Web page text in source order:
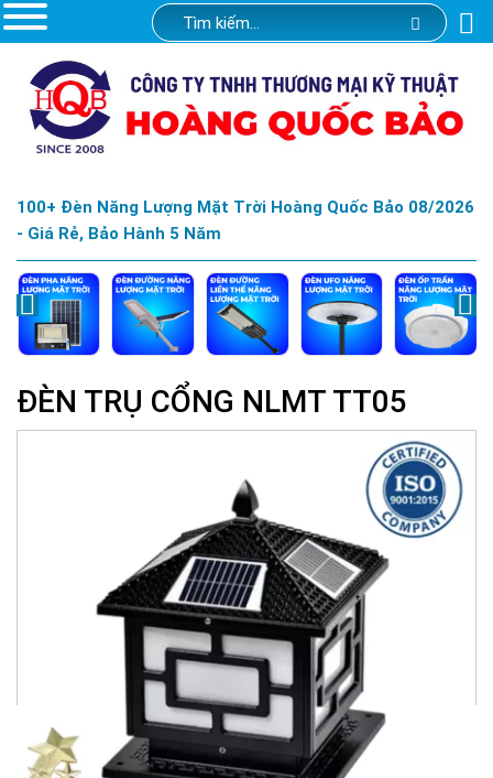
100+ Đèn Năng Lượng Mặt Trời Hoàng Quốc Bảo 08/2026
- Giá Rẻ, Bảo Hành 5 Năm
ĐÈN TRỤ CỔNG NLMT TT05